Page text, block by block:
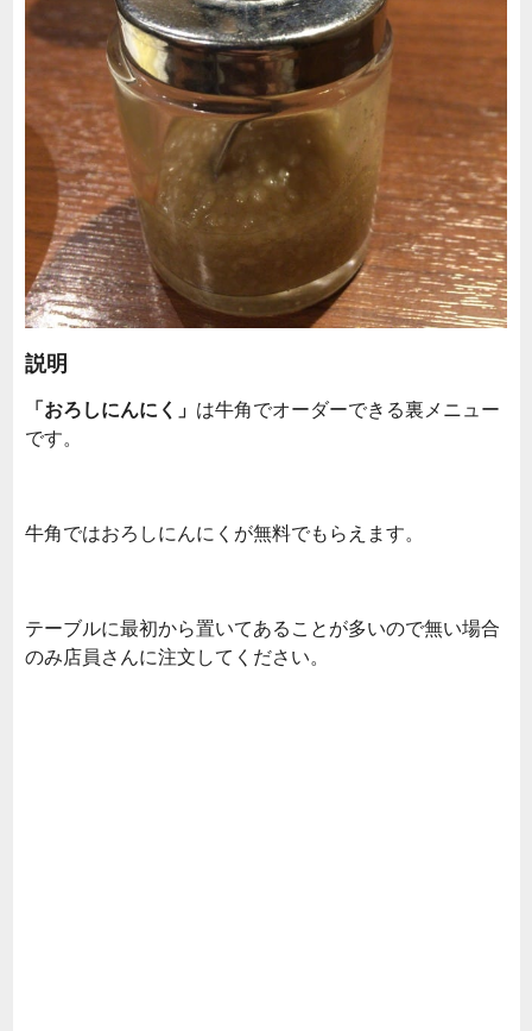
説明
「おろしにんにく」 は牛角でオーダーできる裏メニュー
です。
牛角ではおろしにんにくが無料でもらえます。
テーブルに最初から置いてあることが多いので無い場合
のみ店員さんに注文してください。